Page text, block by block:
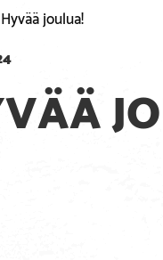
Hyvää joulua!